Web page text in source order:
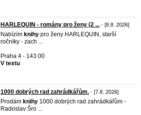
HARLEQUIN - romány pro ženy (2 ... - [8.8. 2026]
Nabízím knihy pro ženy HARLEQUIN, starší
ročníky - zach ...
Praha 4 - 143 00
V textu
1000 dobrých rad zahrádkářům. - [7.8. 2026]
Prodám knihy 1000 dobrých rad zahrádkářům -
Radoslav Šro ...